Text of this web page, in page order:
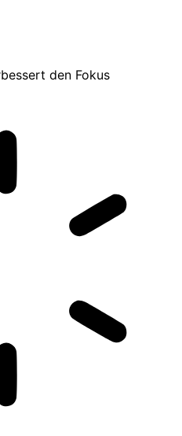
den Fokus